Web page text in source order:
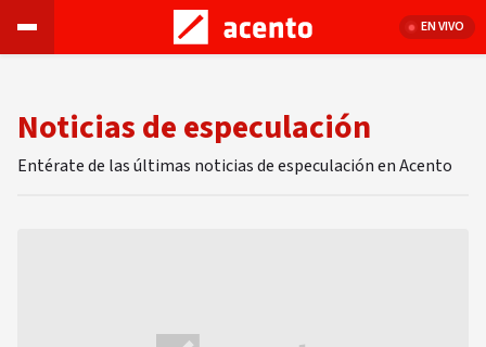
EN VIVO
Noticias de especulación
Entérate de las últimas noticias de especulación en Acento